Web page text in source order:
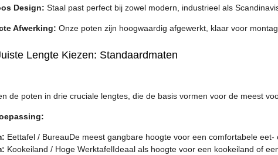
Design: Staal past perfect bij zowel modern, industrieel als
Afwerking: Onze poten zijn hoogwaardig afgewerkt, klaar voor
Lengte Kiezen: Standaardmaten
de poten in drie cruciale lengtes, die de basis vormen voor de meest
Eettafel / BureauDe meest gangbare hoogte voor een comfortabele eet-
Kookeiland / Hoge WerktafelIdeaal als hoogte voor een kookeiland of